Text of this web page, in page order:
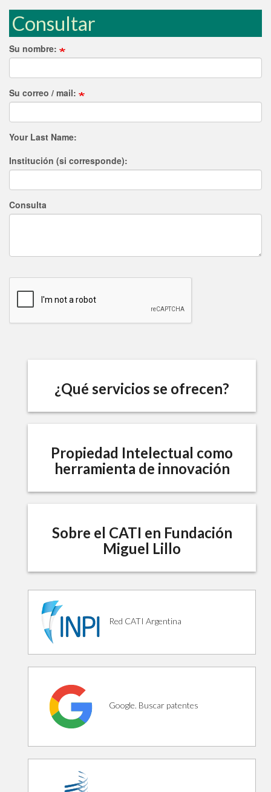
Consultar
Su nombre:
Su correo / mail:
Your Last Name:
Institución (si corresponde):
Consulta
¿Qué servicios se ofrecen?
Propiedad Intelectual como
herramienta de innovación
Sobre el CATI en Fundación
Miguel Lillo
Red CATI Argentina
Google. Buscar patentes